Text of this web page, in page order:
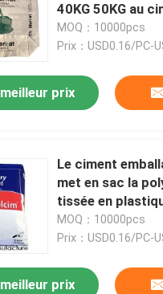
40KG 50KG au
MOQ：10000pcs
Prix：USD0.16/PC-
meilleur prix
Le ciment
met en sac la
tissée en
50kg
MOQ：10000pcs
Prix：USD0.16/PC-
meilleur prix